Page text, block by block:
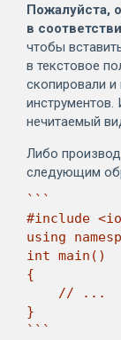
Пожалуйста,
в
чтобы
в текстовое
скопировали и
нечитаемый
Либо
следующим
```
#include
using
int main()
{
}
```